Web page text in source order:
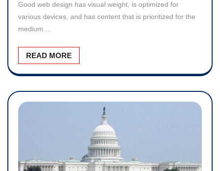
Good web design has visual weight, is optimized for
various devices, and has content that is prioritized for the
medium.…
READ MORE